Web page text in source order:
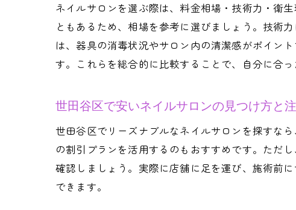
満
ネイルサロンを選ぶ際は、料金相場・技術力・衛
ともあるため、相場を参考に選びましょう。技術
は、器具の消毒状況やサロン内の清潔感がポイン
す。これらを総合的に比較することで、自分に合っ
世田谷区で安いネイルサロンの見つけ方と
世田谷区でリーズナブルなネイルサロンを探すな
の割引プランを活用するのもおすすめです。ただ
確認しましょう。実際に店舗に足を運び、施術前
できます。